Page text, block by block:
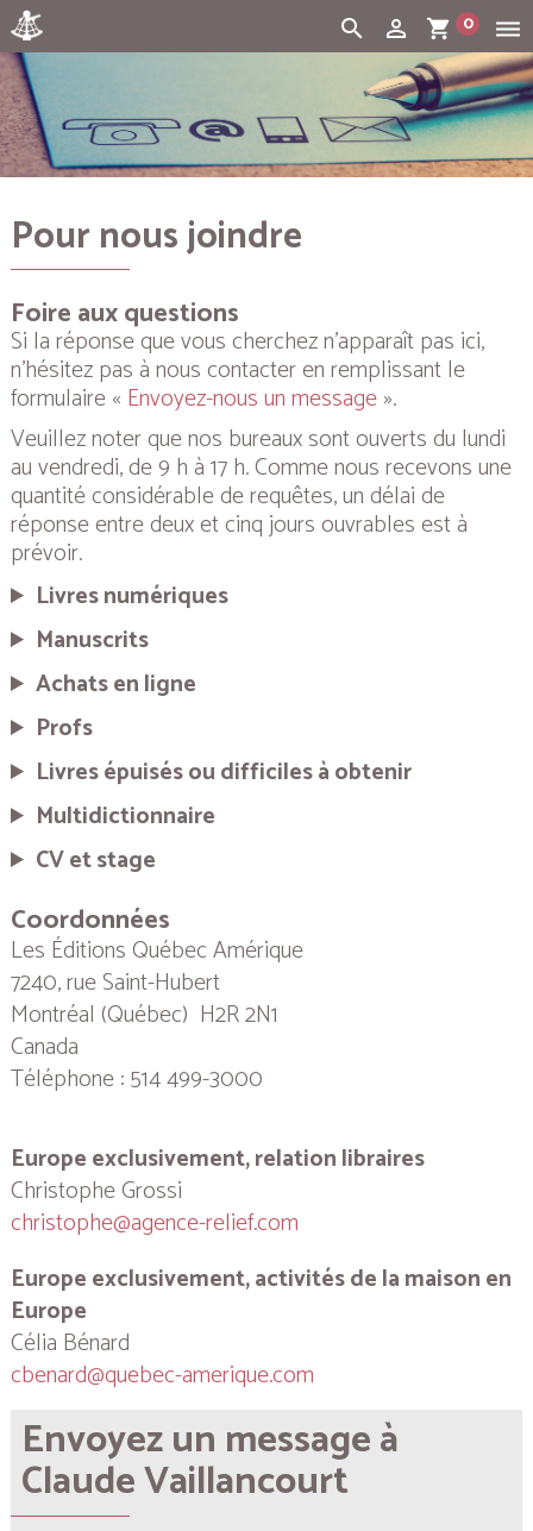
dehaze
shopping_cart 0
person_outline
search
Cart:
Pour nous joindre
Foire aux questions
Si la réponse que vous cherchez n’apparaît pas ici,
n’hésitez pas à nous contacter en remplissant le
formulaire « Envoyez-nous un message».
Veuillez noter que nos bureaux sont ouverts du lundi
au vendredi, de 9 h à 17 h. Comme nous recevons une
quantité considérable de requêtes, un délai de
réponse entre deux et cinq jours ouvrables est à
prévoir.
Livres numériques
Manuscrits
Achats en ligne
Profs
Livres épuisés ou difficiles à obtenir
Multidictionnaire
CV et stage
Coordonnées
Les Éditions Québec Amérique
7240, rue Saint-Hubert
Montréal (Québec) H2R 2N1
Canada
Téléphone : 514 499-3000
Europe exclusivement, relation libraires
Christophe Grossi
christophe@agence-relief.com
Europe exclusivement, activités de la maison en
Europe
Célia Bénard
cbenard@quebec-amerique.com
Envoyez un message à
Claude Vaillancourt